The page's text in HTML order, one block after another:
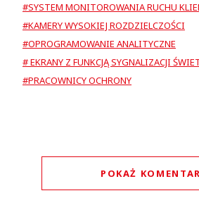
#SYSTEM MONITOROWANIA RUCHU
#KAMERY WYSOKIEJ ROZDZIELCZOŚCI
#OPROGRAMOWANIE ANALITYCZNE
# EKRANY Z FUNKCJĄ SYGNALIZACJI
#PRACOWNICY OCHRONY
POKAŻ